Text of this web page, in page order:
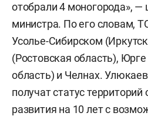
отобрали 4 моногорода», —
министра. По его словам,
Усолье-Сибирском
(Ростовская область),
область) и Челнах.
получат статус
развития на 10 лет с